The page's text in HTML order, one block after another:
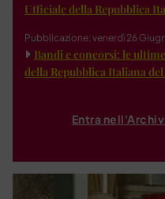
Ufficiale della Repubblica
Pubblicazione: venerdì 26
Bandi e concorsi: le
della Repubblica Italiana
Entra